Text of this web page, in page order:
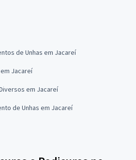
de Unhas em Jacareí
Jacareí
em Jacareí
de Unhas em Jacareí